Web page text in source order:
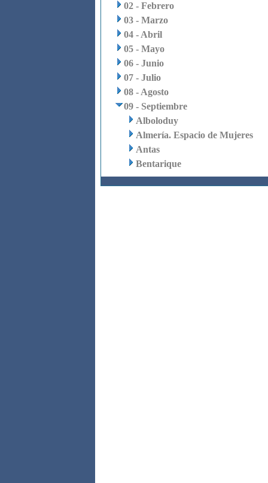
02 - Febrero
03 - Marzo
04 - Abril
05 - Mayo
06 - Junio
07 - Julio
08 - Agosto
09 - Septiembre
Alboloduy
Almería. Espacio de Mujeres
Antas
Bentarique